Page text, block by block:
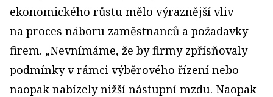
ekonomického růstu mělo výraznější vliv
na proces náboru zaměstnanců a požadavky
firem. „Nevnímáme, že by firmy zpřísňovaly
podmínky v rámci výběrového řízení nebo
naopak nabízely nižší nástupní mzdu. Naopak